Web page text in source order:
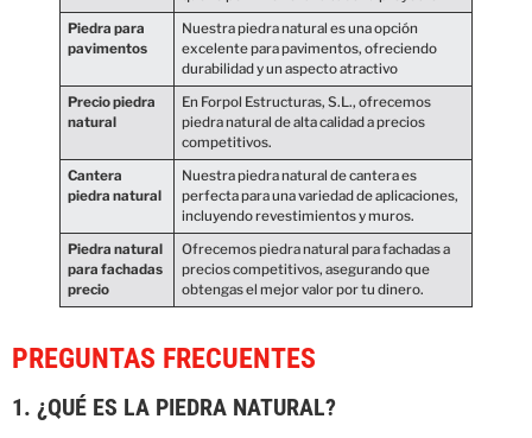
Piedra para
pavimentos
Nuestra piedra natural es una opción
excelente para pavimentos, ofreciendo
durabilidad y un aspecto atractivo
Precio piedra
natural
En Forpol Estructuras, S.L., ofrecemos
piedra natural de alta calidad a precios
competitivos.
Cantera
piedra natural
Nuestra piedra natural de cantera es
perfecta para una variedad de aplicaciones,
incluyendo revestimientos y muros.
Piedra natural
para fachadas
precio
Ofrecemos piedra natural para fachadas a
precios competitivos, asegurando que
obtengas el mejor valor por tu dinero.
PREGUNTAS FRECUENTES
1. ¿QUÉ ES LA PIEDRA NATURAL?